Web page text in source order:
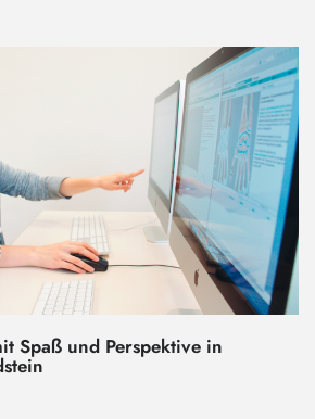
Spaß und Perspektive in